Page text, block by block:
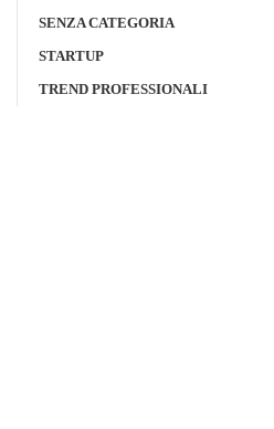
SENZA CATEGORIA
STARTUP
TREND PROFESSIONALI